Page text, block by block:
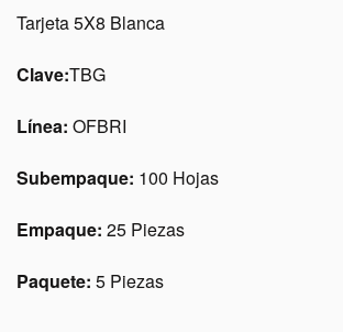
Tarjeta 5X8 Blanca
Clave:TBG
Línea: OFBRI
Subempaque: 100 Hojas
Empaque: 25 Piezas
Paquete: 5 Piezas